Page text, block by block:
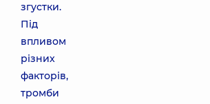
згустки.
Під
впливом
різних
факторів,
тромби